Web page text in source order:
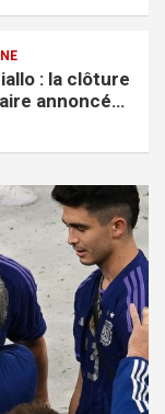
: la clôture
annoncée
Guédiawaye